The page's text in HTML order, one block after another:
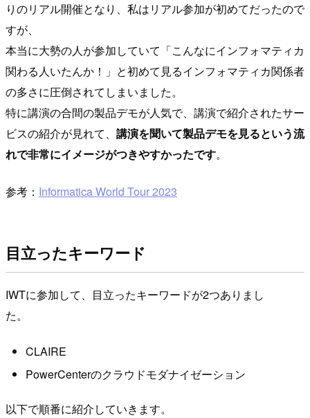
りのリアル開催となり、私はリアル参加が初めてだったので
すが、
本当に大勢の人が参加していて「こんなにインフォマティカ
関わる人いたんか！」と初めて見るインフォマティカ関係者
の多さに圧倒されてしまいました。
特に講演の合間の製品デモが人気で、講演で紹介されたサー
ビスの紹介が見れて、 講演を聞いて製品デモを見るという流
れで非常にイメージがつきやすかったです。
参考： Informatica World Tour 2023
目立ったキーワード
IWTに参加して、目立ったキーワードが2つありまし
た。
CLAIRE
PowerCenterのクラウドモダナイゼーション
以下で順番に紹介していきます。